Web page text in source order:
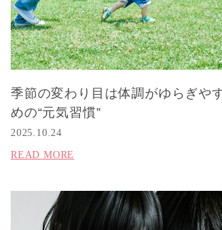
季節の変わり目は体調がゆらぎや
めの“元気習慣”
2025.10.24
READ MORE